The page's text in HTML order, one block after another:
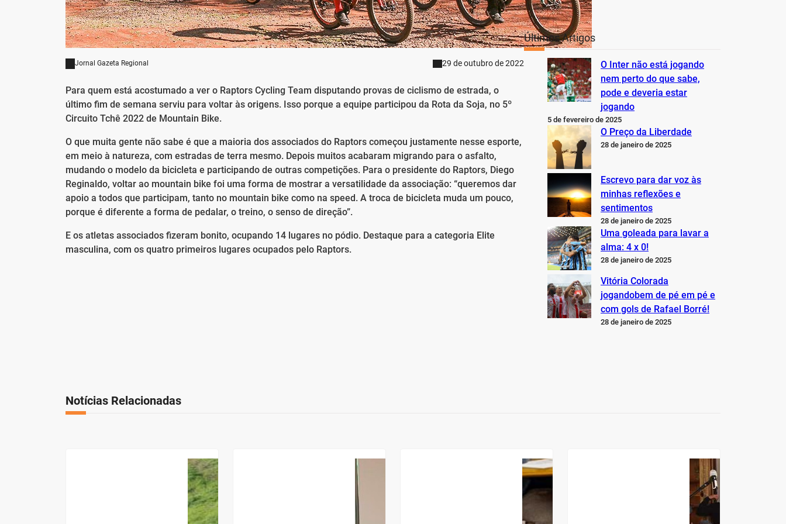
Jornal Gazeta Regional 29 de outubro de 2022
Para quem está acostumado a ver o Raptors Cycling Team disputando provas de ciclismo de estrada, o
último fim de semana serviu para voltar às origens. Isso porque a equipe participou da Rota da Soja, no 5º
Circuito Tchê 2022 de Mountain Bike.
O que muita gente não sabe é que a maioria dos associados do Raptors começou justamente nesse esporte,
em meio à natureza, com estradas de terra mesmo. Depois muitos acabaram migrando para o asfalto,
mudando o modelo da bicicleta e participando de outras competições. Para o presidente do Raptors, Diego
Reginaldo, voltar ao mountain bike foi uma forma de mostrar a versatilidade da associação: “queremos dar
apoio a todos que participam, tanto no mountain bike como na speed. A troca de bicicleta muda um pouco,
porque é diferente a forma de pedalar, o treino, o senso de direção”.
E os atletas associados fizeram bonito, ocupando 14 lugares no pódio. Destaque para a categoria Elite
masculina, com os quatro primeiros lugares ocupados pelo Raptors.
Últimos Artigos
O Inter não está jogando
nem perto do que sabe,
pode e deveria estar
jogando
5 de fevereiro de 2025
O Preço da Liberdade
28 de janeiro de 2025
Escrevo para dar voz às
minhas reflexões e
sentimentos
28 de janeiro de 2025
Uma goleada para lavar a
alma: 4 x 0!
28 de janeiro de 2025
Vitória Colorada
jogandobem de pé em pé e
com gols de Rafael Borré!
28 de janeiro de 2025
Notícias Relacionadas